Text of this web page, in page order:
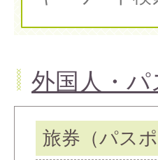
外国人・パ
旅券（パスポ